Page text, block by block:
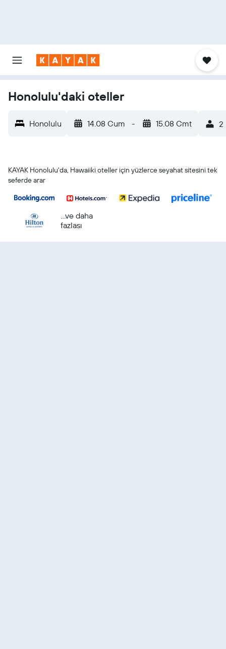
Honolulu'daki oteller
Honolulu 14.08 Cum - 15.08 Cmt 2
KAYAK Honolulu'da, Hawaiiki oteller için yüzlerce seyahat sitesini tek
seferde arar
...ve daha
fazlası